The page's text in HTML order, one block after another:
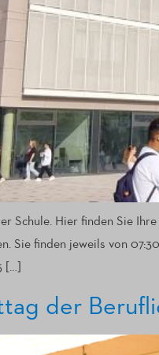
Schule. Hier finden Sie
Sie finden jeweils von
[…]
der